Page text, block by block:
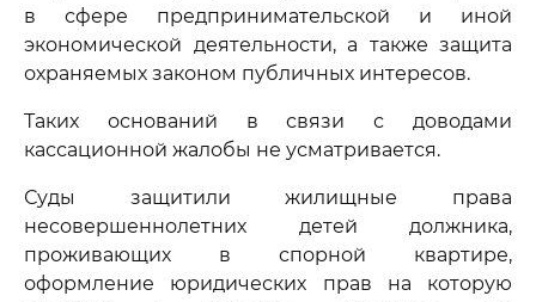
в сфере предпринимательской и иной
экономической деятельности, а также защита
охраняемых законом публичных интересов.
Таких оснований в связи с доводами
кассационной жалобы не усматривается.
Суды защитили жилищные права
несовершеннолетних детей должника,
проживающих в спорной квартире,
оформление юридических прав на которую